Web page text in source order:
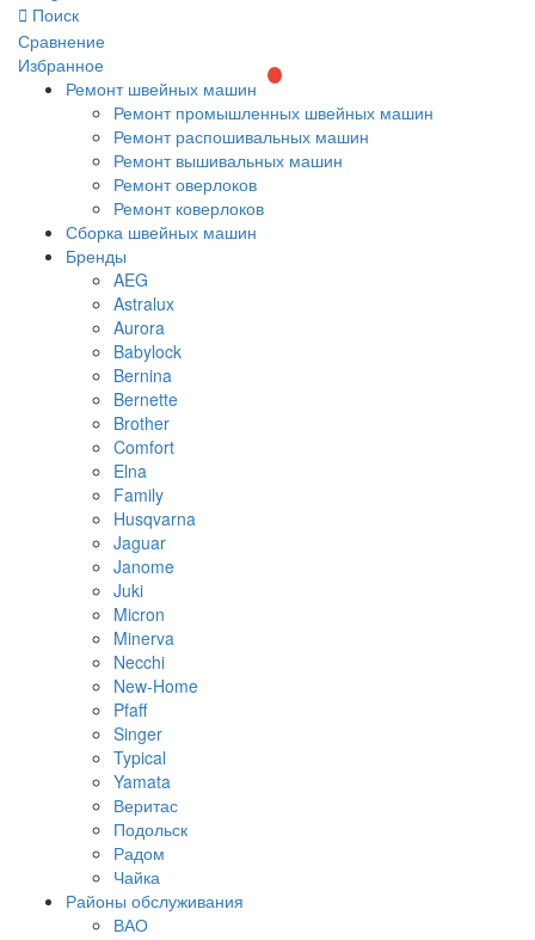
Поиск
Сравнение
Избранное
Ремонт швейных машин
Ремонт промышленных швейных машин
Ремонт распошивальных машин
Ремонт вышивальных машин
Ремонт оверлоков
Ремонт коверлоков
Сборка швейных машин
Бренды
AEG
Astralux
Aurora
Babylock
Bernina
Bernette
Brother
Comfort
Elna
Family
Husqvarna
Jaguar
Janome
Juki
Micron
Minerva
Necchi
New-Home
Pfaff
Singer
Typical
Yamata
Веритас
Подольск
Радом
Чайка
Районы обслуживания
ВАО